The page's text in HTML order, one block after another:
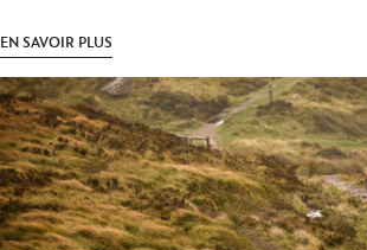
EN SAVOIR PLUS